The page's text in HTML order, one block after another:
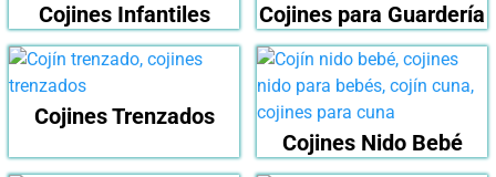
Cojines Infantiles Cojines para Guardería
Cojines Trenzados
Cojines Nido Bebé